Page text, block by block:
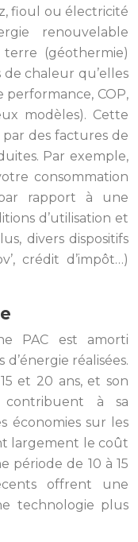
fioul ou électricité
renouvelable
terre (géothermie)
chaleur qu’elles
performance, COP,
modèles). Cette
des factures de
Par exemple,
consommation
rapport à une
d’utilisation et
divers dispositifs
crédit d’impôt…)
PAC est amorti
réalisées.
et 20 ans, et son
à sa
économies sur les
largement le coût
période de 10 à 15
offrent une
technologie plus